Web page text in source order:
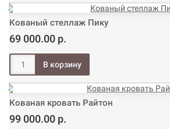
Кованый стеллаж Пику
69 000.00 р.
Кованая кровать Райтон
99 000.00 р.